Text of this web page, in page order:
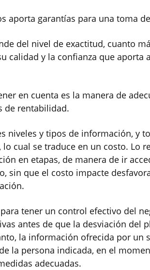
aporta garantías para una toma
del nivel de exactitud, cuanto
calidad y la confianza que aporta
en cuenta es la manera de
de rentabilidad.
niveles y tipos de información, y
cual se traduce en un costo. Lo
en etapas, de manera de ir
sin que el costo impacte
tener un control efectivo del
antes de que la desviación del
la información ofrecida por un
la persona indicada, en el
adecuadas.